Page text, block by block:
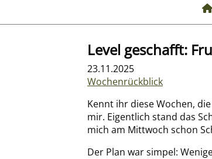
Level geschafft:
23.11.2025
Wochenrückblick
Kennt ihr diese Wochen,
mir. Eigentlich stand das
mich am Mittwoch schon
Der Plan war simpel: